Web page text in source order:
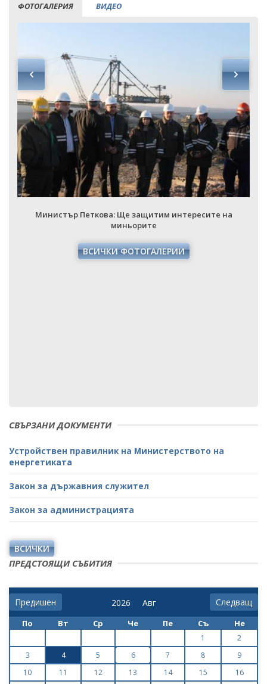
ФОТОГАЛЕРИЯ ВИДЕО
Министър Петкова: Ще защитим интересите на
миньорите
ВСИЧКИ ФОТОГАЛЕРИИ
СВЪРЗАНИ ДОКУМЕНТИ
Устройствен правилник на Министерството на
енергетиката
Закон за държавния служител
Закон за администрацията
ВСИЧКИ
ПРЕДСТОЯЩИ СЪБИТИЯ
Предишен Следващ
По Вт Ср Че Пе Съ Не
1
2
3
4 5 6 7 8
9
10
11 12 13 14 15
16